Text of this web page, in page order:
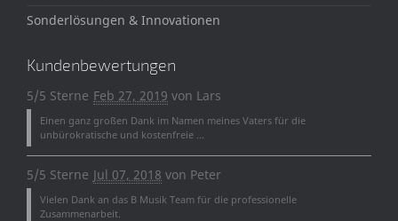
Sonderlösungen & Innovationen
Kundenbewertungen
5/5 Sterne Feb 27, 2019 von Lars
Einen ganz großen Dank im Namen meines Vaters für die
unbürokratische und kostenfreie ...
5/5 Sterne Jul 07, 2018 von Peter
Vielen Dank an das B Musik Team für die professionelle
Zusammenarbeit.